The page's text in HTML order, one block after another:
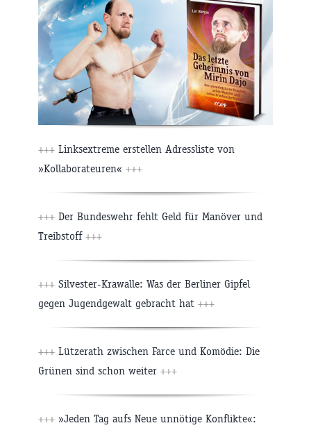
+++ Linksextreme erstellen Adressliste von
»Kollaborateuren« +++
+++ Der Bundeswehr fehlt Geld für Manöver und
Treibstoff +++
+++ Silvester-Krawalle: Was der Berliner Gipfel
gegen Jugendgewalt gebracht hat +++
+++ Lützerath zwischen Farce und Komödie: Die
Grünen sind schon weiter +++
+++ »Jeden Tag aufs Neue unnötige Konflikte«: